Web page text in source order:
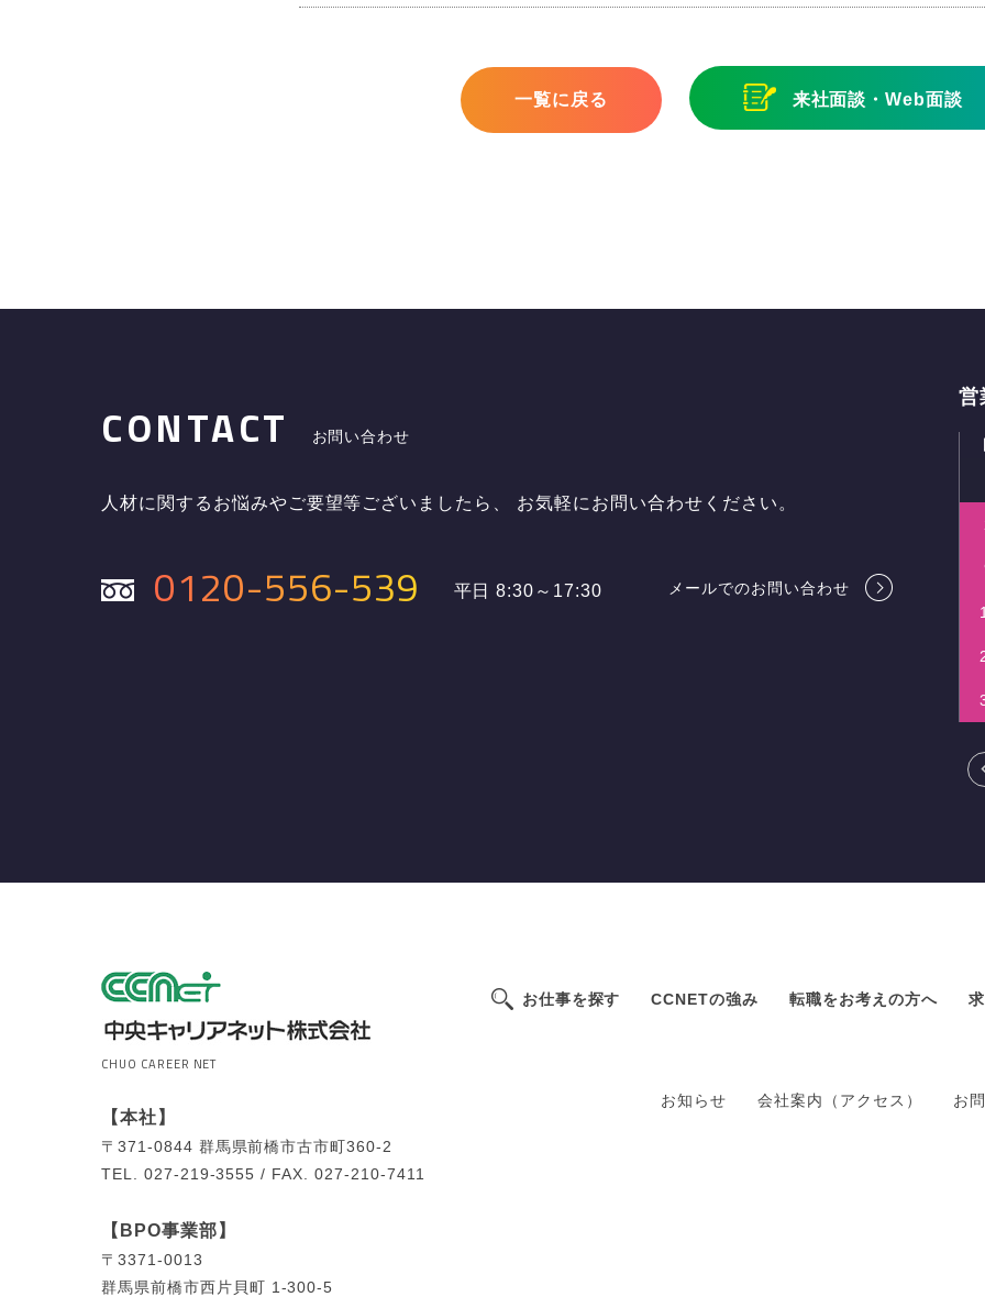
一覧に戻る 来社面談・Web面談
CONTACT お問い合わせ
人材に関するお悩みやご要望等ございましたら、 お気軽にお問い合わせください。
0120-556-539 平日 8:30～17:30 メールでのお問い合わせ
営
CHUO CAREER NET
【本社】
〒371-0844 群馬県前橋市古市町360-2
TEL.
027-219-3555 / FAX. 027-210-7411
【BPO事業部】
〒3371-0013
群馬県前橋市西片貝町 1-300-5
お仕事を探す CCNETの強み 転職をお考えの方へ
お知らせ 会社案内（アクセス） お